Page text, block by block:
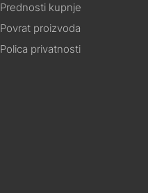
Prednosti kupnje
Povrat proizvoda
Polica privatnosti